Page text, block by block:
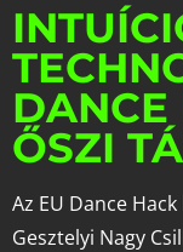
DANCE
ŐSZI
Az EU Dance
Gesztelyi Nagy